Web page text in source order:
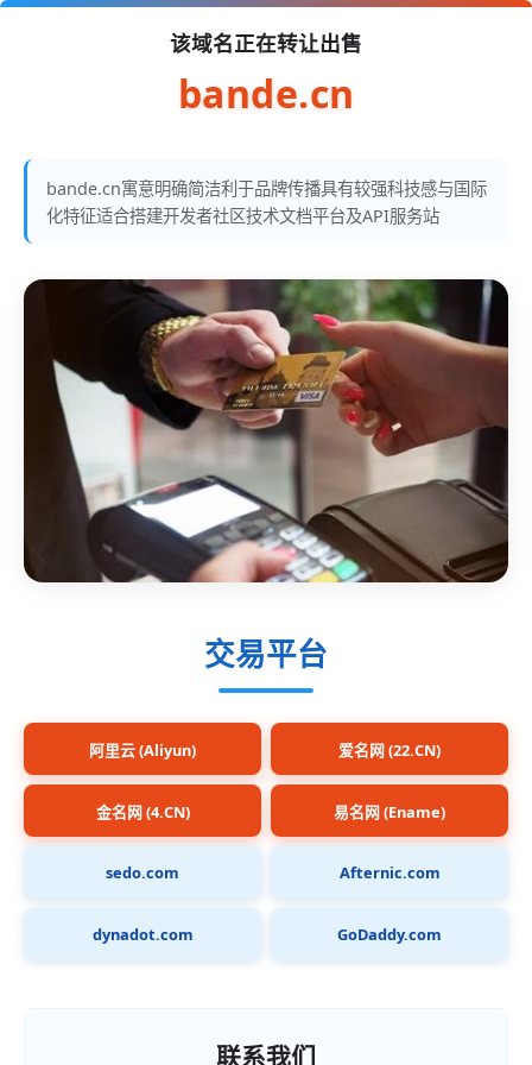
该域名正在转让出售
bande.cn
bande.cn寓意明确简洁利于品牌传播具有较强科技感与国际
化特征适合搭建开发者社区技术文档平台及API服务站
交易平台
阿里云 (Aliyun) 爱名网 (22.CN)
金名网 (4.CN) 易名网 (Ename)
sedo.com Afternic.com
dynadot.com GoDaddy.com
联系我们